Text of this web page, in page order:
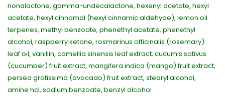
nonalactone, gamma-undecalactone, hexenyl acetate, hexyl
acetate, hexyl cinnamal (hexyl cinnamic aldehyde), lemon oil
terpenes, methyl benzoate, phenethyl acetate, phenethyl
alcohol, raspberry ketone, rosmarinus officinalis (rosemary)
leaf oil, vanillin, camellia sinensis leaf extract, cucumis sativus
(cucumber) fruit extract, mangifera indica (mango) fruit extract,
persea gratissima (avocado) fruit extract, stearyl alcohol,
amine hcl, sodium benzoate, benzyl alcohol